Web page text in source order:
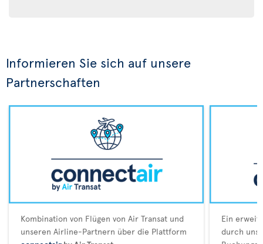
Informieren Sie sich auf unsere
Partnerschaften
Kombination von Flügen von Air Transat und
unseren Airline-Partnern über die Plattform
Ein
durch